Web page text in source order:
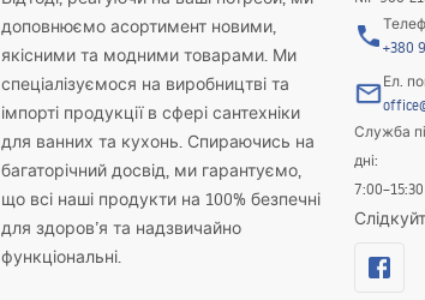
доповнюємо асортимент новими,
якісними та модними товарами. Ми
спеціалізуємося на виробництві та
імпорті продукції в сфері сантехніки
для ванних та кухонь. Спираючись на
багаторічний досвід, ми гарантуємо,
що всі наші продукти на 100% безпечні
для здоров’я та надзвичайно
функціональні.
+380
Ел.
Служба
дні:
7:00–15:30